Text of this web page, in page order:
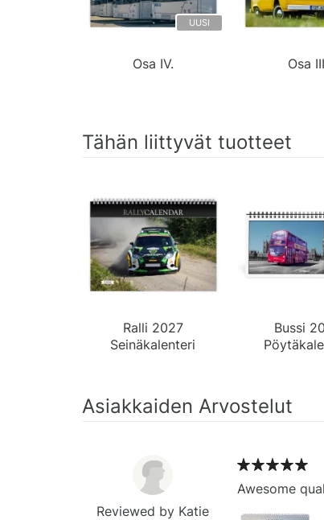
UUSI
Osa IV. Osa
Tähän liittyvät tuotteet
Ralli 2027
Seinäkalenteri
Bussi
Asiakkaiden Arvostelut
Reviewed by Katie
Awesome